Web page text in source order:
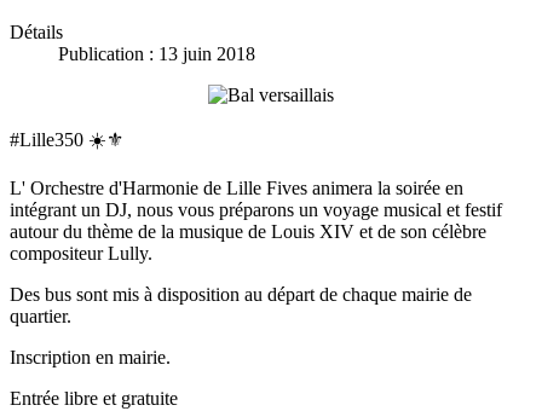
Détails
Publication : 13 juin 2018
#Lille350 ☀️⚜️
L' Orchestre d'Harmonie de Lille Fives animera la soirée en
intégrant un DJ, nous vous préparons un voyage musical et festif
autour du thème de la musique de Louis XIV et de son célèbre
compositeur Lully.
Des bus sont mis à disposition au départ de chaque mairie de
quartier.
Inscription en mairie.
Entrée libre et gratuite